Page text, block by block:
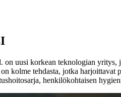
on uusi korkean teknologian
kolme tehdasta, jotka
henkilökohtaisen